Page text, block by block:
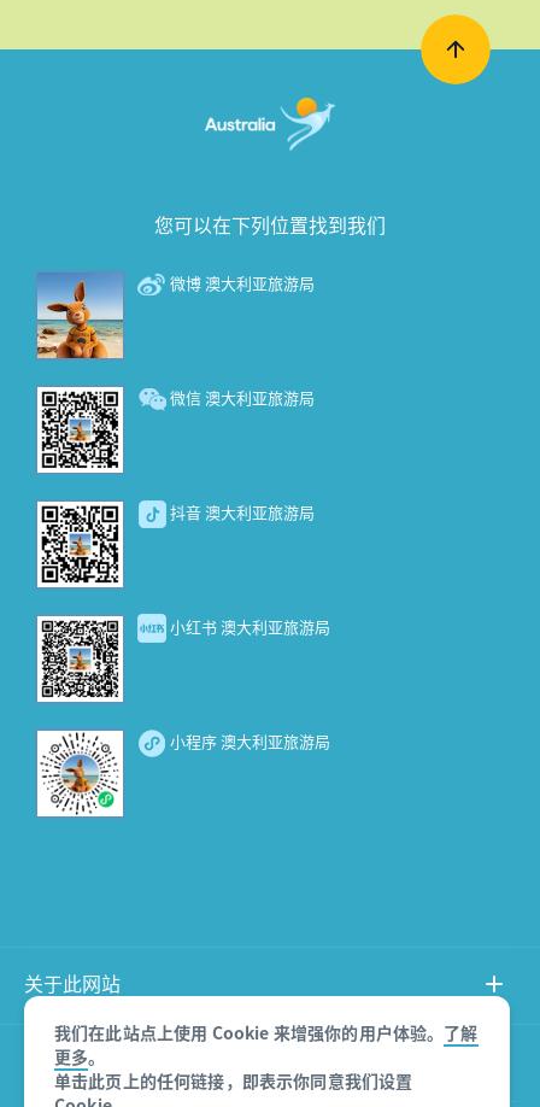
我们在此站点上使用 Cookie 来增强你的用户体验。 了解
更多。
单击此页上的任何链接，即表示你同意我们设置
您可以在下列位置找到我们
微博 澳大利亚旅游局
微信 澳大利亚旅游局
抖音 澳大利亚旅游局
小红书 澳大利亚旅游局
小程序 澳大利亚旅游局
关于此网站
产品免责声明